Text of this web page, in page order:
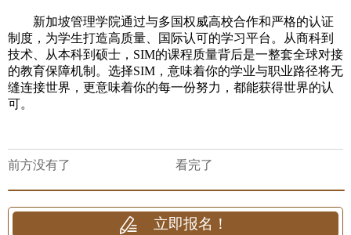
新加坡管理学院通过与多国权威高校合作和严格的认证
制度，为学生打造高质量、国际认可的学习平台。从商科到
技术、从本科到硕士，SIM的课程质量背后是一整套全球对接
的教育保障机制。选择SIM，意味着你的学业与职业路径将无
缝连接世界，更意味着你的每一份努力，都能获得世界的认
可。
前方没有了 看完了
立即报名！